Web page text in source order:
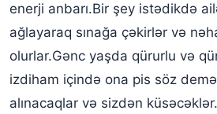
enerji anbarı.Bir şey istədikdə
ağlayaraq sınağa çəkirlər və
olurlar.Gənc yaşda qürurlu və
izdiham içində ona pis söz
alınacaqlar və sizdən